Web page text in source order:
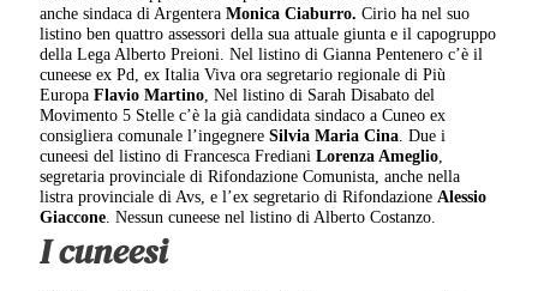
anche sindaca di ArgenteraMonica Ciaburro. Cirio ha nel suo
listino ben quattro assessori della sua attuale giunta e il capogruppo
della Lega Alberto Preioni. Nel listino di Gianna Pentenero c’è il
cuneese ex Pd, ex Italia Viva ora segretario regionale di Più
EuropaFlavio Martino , Nel listino di Sarah Disabato del
Movimento 5 Stelle c’è la già candidata sindaco a Cuneo ex
consigliera comunale l’ingegnereSilvia Maria Cina . Due i
cuneesi del listino di Francesca Frediani Lorenza Ameglio
segretaria provinciale di Rifondazione Comunista, anche nella
listra provinciale di Avs, e l’ex segretario di Rifondazione Alessio
Giaccone . Nessun cuneese nel listino di Alberto Costanzo.
I cuneesi